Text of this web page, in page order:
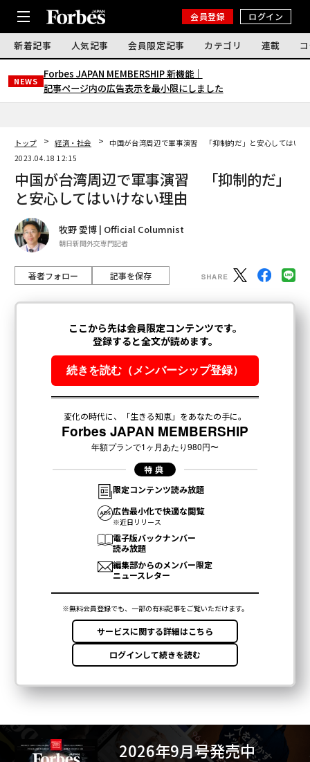
会員登録 ログイン
新着記事 人気記事 会員限定記事 カテゴリ 連載
NEWS
Forbes JAPAN MEMBERSHIP 新機能｜
記事ページ内の広告表示を最小限にしました
トップ 経済・社会
中国が台湾周辺で軍事演習 「抑制的だ」と安心してはいけ
2023.04.18 12:15
中国が台湾周辺で軍事演習 「抑制的だ」
と安心してはいけない理由
牧野 愛博 | Official Columnist
朝日新聞外交専門記者
著者フォロー 記事を保存
2026年9月号発売中